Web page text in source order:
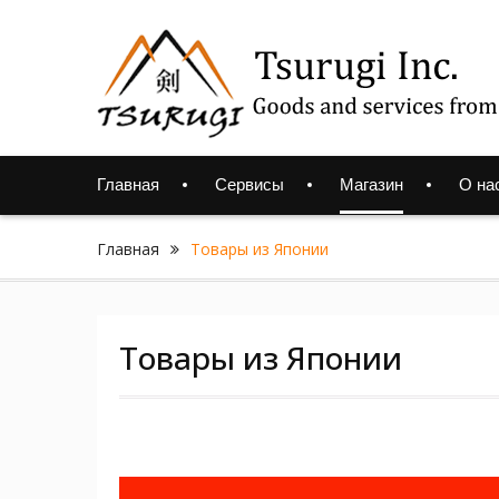
Главная Сервисы Магазин О
Главная Товары из Японии
Товары из Японии